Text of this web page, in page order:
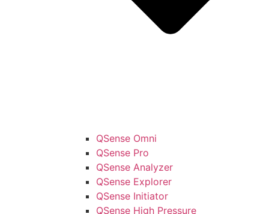
QSense Omni
QSense Pro
QSense Analyzer
QSense Explorer
QSense Initiator
QSense High Pressure